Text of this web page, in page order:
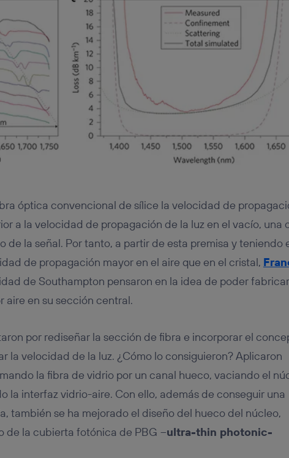
óptica convencional de sílice la velocidad de
a la velocidad de propagación de la luz en el vacío, una
de la señal. Por tanto, a partir de esta premisa y teniendo
de propagación mayor en el aire que en el cristal,
de Southampton pensaron en la idea de poder
en su sección central.
por rediseñar la sección de fibra e incorporar el
la velocidad de la luz. ¿Cómo lo consiguieron? Aplicaron
la fibra de vidrio por un canal hueco, vaciando el
la interfaz vidrio-aire. Con ello, además de conseguir una
también se ha mejorado el diseño del hueco del núcleo,
de la cubierta fotónica de PBG –ultra-thin photonic-